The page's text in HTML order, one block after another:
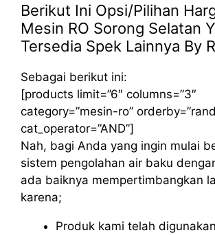
Berikut Ini Opsi/Pilihan
Mesin RO Sorong Selatan
Tersedia Spek Lainnya By
Sebagai berikut ini:
[products limit=”6″ columns=”3″
category=”mesin-ro”
cat_operator=”AND”]
Nah, bagi Anda yang ingin mulai
sistem pengolahan air baku
ada baiknya mempertimbangkan
karena;
Produk kami telah